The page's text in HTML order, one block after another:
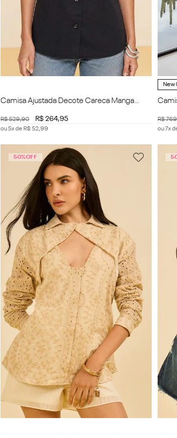
Camisa Ajustada Decote Careca Manga
R$529,90 R$ 264,95
ou5x de R$ 52,99
New
R$769
ou 7x
50%OFF